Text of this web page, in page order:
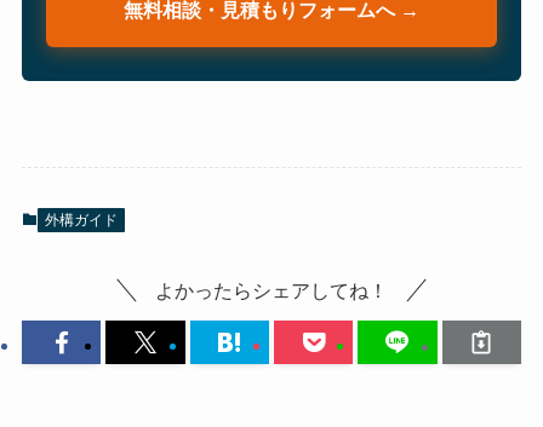
無料相談・見積もりフォームへ →
外構ガイド
よかったらシェアしてね！